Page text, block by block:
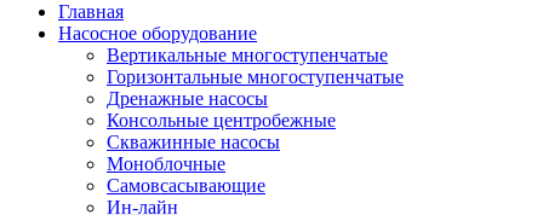
Главная
Насосное оборудование
Вертикальные многоступенчатые
Горизонтальные многоступенчатые
Дренажные насосы
Консольные центробежные
Скважинные насосы
Моноблочные
Самовсасывающие
Ин-лайн